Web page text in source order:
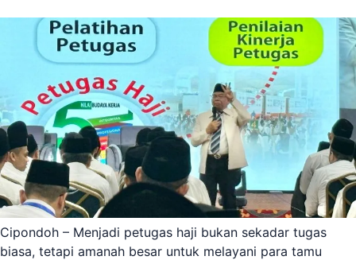
Cipondoh – Menjadi petugas haji bukan sekadar tugas
biasa, tetapi amanah besar untuk melayani para tamu